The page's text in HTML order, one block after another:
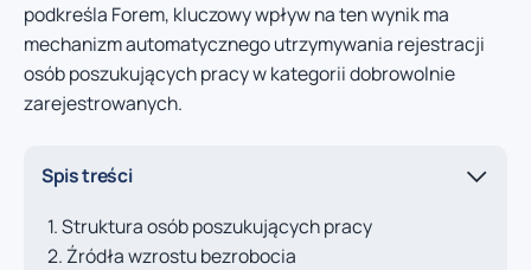
podkreśla Forem, kluczowy wpływ na ten wynik ma
mechanizm automatycznego utrzymywania rejestracji
osób poszukujących pracy w kategorii dobrowolnie
zarejestrowanych.
Spis treści
Struktura osób poszukujących pracy
Źródła wzrostu bezrobocia